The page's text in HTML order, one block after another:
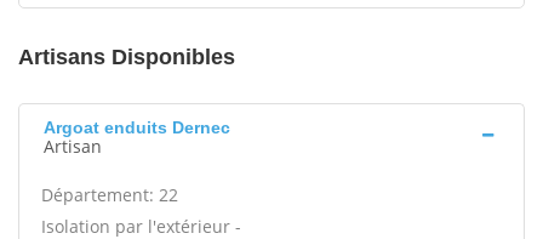
Artisans Disponibles
Argoat enduits Dernec
Artisan
Département: 22
Isolation par l'extérieur -